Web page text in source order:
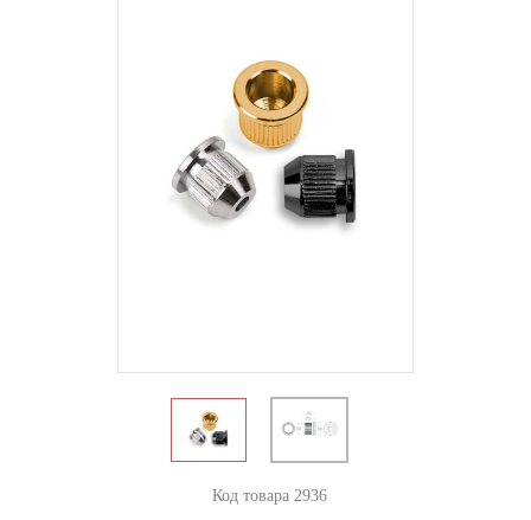
Код товара 2936